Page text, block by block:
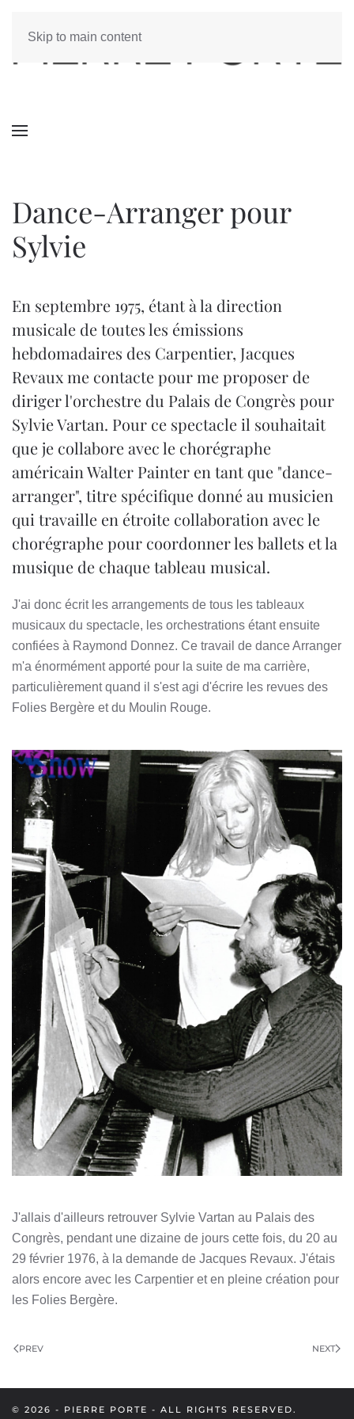
Skip to main content
Dance-Arranger pour
Sylvie
En septembre 1975, étant à la direction
musicale de toutes les émissions
hebdomadaires des Carpentier, Jacques
Revaux me contacte pour me proposer de
diriger l'orchestre du Palais de Congrès pour
Sylvie Vartan. Pour ce spectacle il souhaitait
que je collabore avec le chorégraphe
américain Walter Painter en tant que "dance-
arranger", titre spécifique donné au musicien
qui travaille en étroite collaboration avec le
chorégraphe pour coordonner les ballets et la
musique de chaque tableau musical.
J'ai donc écrit les arrangements de tous les tableaux
musicaux du spectacle, les orchestrations étant ensuite
confiées à Raymond Donnez. Ce travail de dance Arranger
m'a énormément apporté pour la suite de ma carrière,
particulièrement quand il s'est agi d'écrire les revues des
Folies Bergère et du Moulin Rouge.
J'allais d'ailleurs retrouver Sylvie Vartan au Palais des
Congrès, pendant une dizaine de jours cette fois, du 20 au
29 février 1976, à la demande de Jacques Revaux. J'étais
alors encore avec les Carpentier et en pleine création pour
les Folies Bergère.
PREV NEXT
© 2026 - PIERRE PORTE - ALL RIGHTS RESERVED.